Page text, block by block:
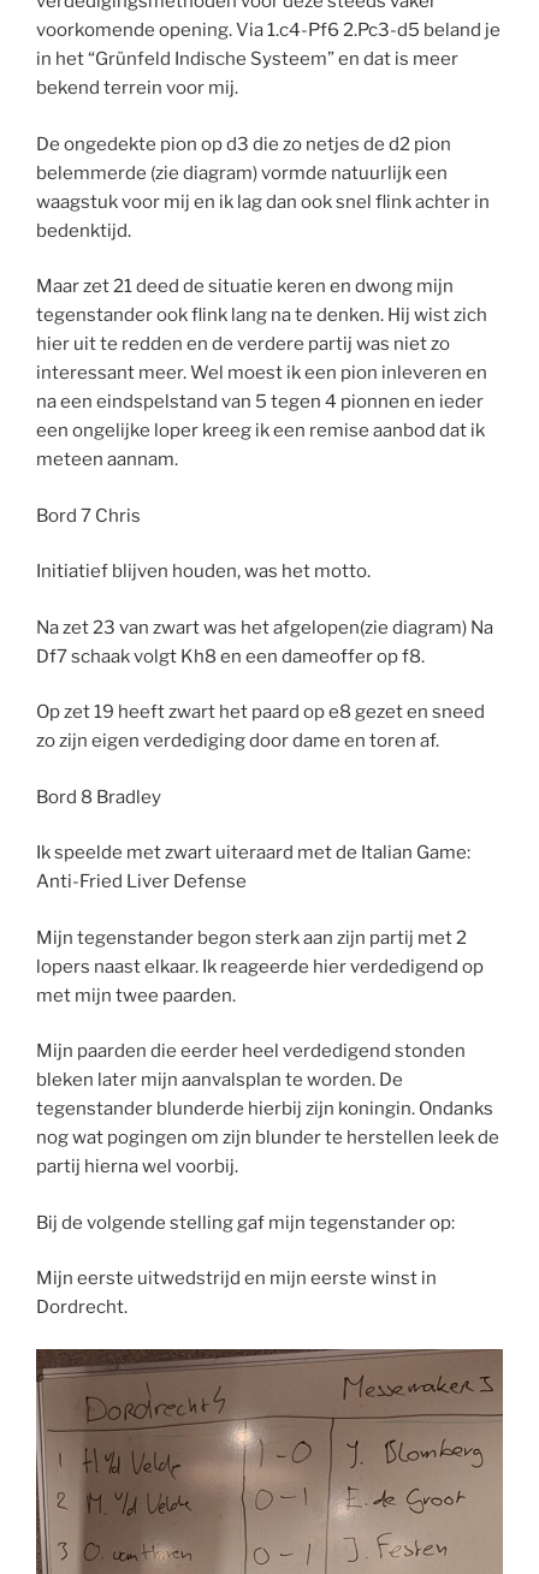
voorkomende opening. Via 1.c4-Pf6 2.Pc3-d5 beland je
in het “Grünfeld Indische Systeem” en dat is meer
bekend terrein voor mij.
De ongedekte pion op d3 die zo netjes de d2 pion
belemmerde (zie diagram) vormde natuurlijk een
waagstuk voor mij en ik lag dan ook snel flink achter in
bedenktijd.
Maar zet 21 deed de situatie keren en dwong mijn
tegenstander ook flink lang na te denken. Hij wist zich
hier uit te redden en de verdere partij was niet zo
interessant meer. Wel moest ik een pion inleveren en
na een eindspelstand van 5 tegen 4 pionnen en ieder
een ongelijke loper kreeg ik een remise aanbod dat ik
meteen aannam.
Bord 7 Chris
Initiatief blijven houden, was het motto.
Na zet 23 van zwart was het afgelopen(zie diagram) Na
Df7 schaak volgt Kh8 en een dameoffer op f8.
Op zet 19 heeft zwart het paard op e8 gezet en sneed
zo zijn eigen verdediging door dame en toren af.
Bord 8 Bradley
Ik speelde met zwart uiteraard met de Italian Game:
Anti-Fried Liver Defense
Mijn tegenstander begon sterk aan zijn partij met 2
lopers naast elkaar. Ik reageerde hier verdedigend op
met mijn twee paarden.
Mijn paarden die eerder heel verdedigend stonden
bleken later mijn aanvalsplan te worden. De
tegenstander blunderde hierbij zijn koningin. Ondanks
nog wat pogingen om zijn blunder te herstellen leek de
partij hierna wel voorbij.
Bij de volgende stelling gaf mijn tegenstander op:
Mijn eerste uitwedstrijd en mijn eerste winst in
Dordrecht.